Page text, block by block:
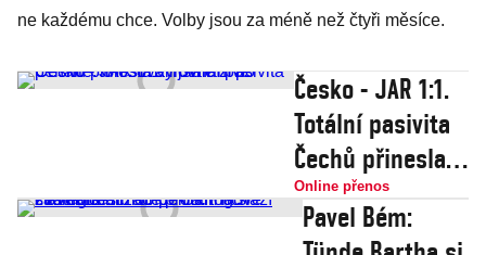
ne každému chce. Volby jsou za méně než čtyři měsíce.
Česko - JAR 1:1.
Totální pasivita
Čechů přinesla
vyrovnání po
penaltě.
Online přenos
Pavel Bém: